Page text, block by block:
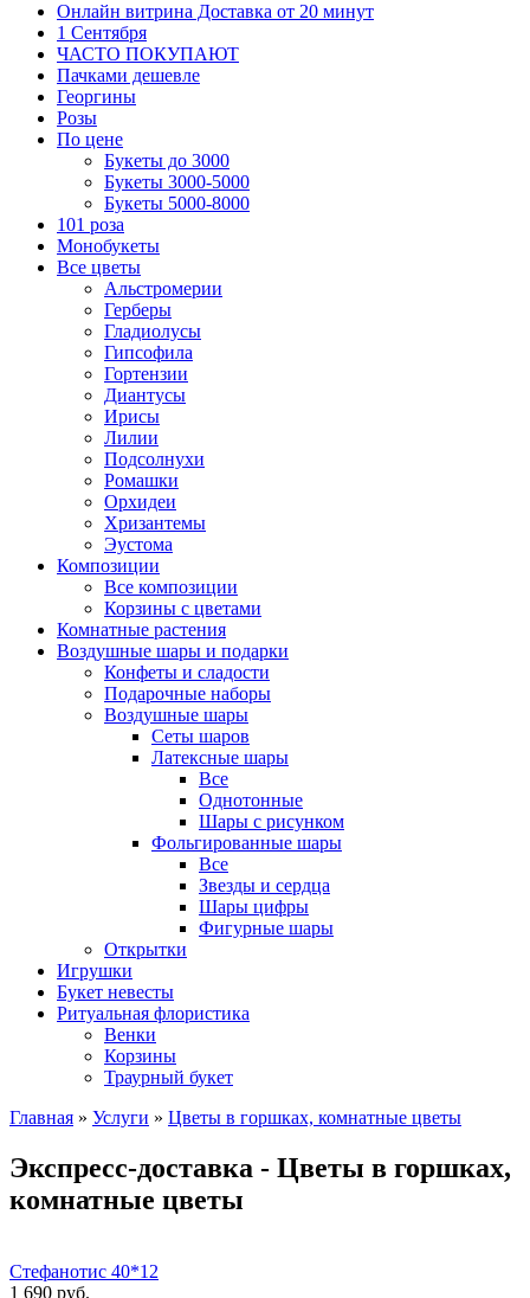
Онлайн витрина Доставка от 20 минут
1 Сентября
ЧАСТО ПОКУПАЮТ
Пачками дешевле
Георгины
Розы
По цене
Букеты до 3000
Букеты 3000-5000
Букеты 5000-8000
101 роза
Монобукеты
Все цветы
Альстромерии
Герберы
Гладиолусы
Гипсофила
Гортензии
Диантусы
Ирисы
Лилии
Подсолнухи
Ромашки
Орхидеи
Хризантемы
Эустома
Композиции
Все композиции
Корзины с цветами
Комнатные растения
Воздушные шары и подарки
Конфеты и сладости
Подарочные наборы
Воздушные шары
Сеты шаров
Латексные шары
Все
Однотонные
Шары с рисунком
Фольгированные шары
Все
Звезды и сердца
Шары цифры
Фигурные шары
Открытки
Игрушки
Букет невесты
Ритуальная флористика
Венки
Корзины
Траурный букет
Главная » Услуги » Цветы в горшках, комнатные цветы
Экспресс-доставка - Цветы в горшках,
комнатные цветы
Стефанотис 40*12
1 690 руб.